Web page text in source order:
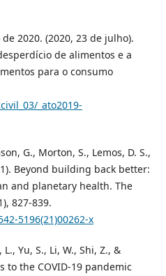
2020. (2020, 23 de julho).
de alimentos e a
para o consumo
_ato2019-
G., Morton, S., Lemos, D. S.,
Beyond building back better:
and planetary health. The
827-839.
5196(21)00262-x
Yu, S., Li, W., Shi, Z., &
to the COVID-19 pandemic